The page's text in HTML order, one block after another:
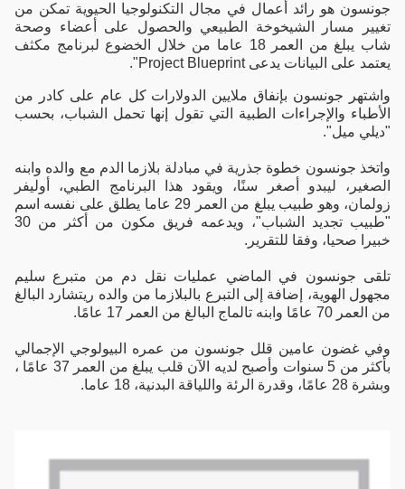
جونسون هو رائد أعمال في مجال التكنولوجيا الحيوية تمكن من
تغيير مسار الشيخوخة الطبيعي والحصول على أعضاء وصحة
شاب يبلغ من العمر 18 عاما من خلال الخضوع لبرنامج مكثف
يعتمد على البيانات يدعى Project Blueprint".
واشتهر جونسون بإنفاق ملايين الدولارات كل عام على كادر من
الأطباء والإجراءات الطبية التي تقول إنها تحمل الشباب، بحسب
"ديلي ميل".
واتخذ جونسون خطوة جذرية في مبادلة بلازما الدم مع والده وابنه
الصغير، ليبدو أصغر سنًا، ويقود هذا البرنامج الطبي، أوليفر
زولمان، وهو طبيب يبلغ من العمر 29 عاما يطلق على نفسه اسم
"طبيب تجديد الشباب"، ويدعمه فريق مكون من أكثر من 30
خبيرا صحيا، وفقا للتقرير.
تلقى جونسون في الماضي عمليات نقل دم من متبرع سليم
مجهول الهوية، إضافة إلى التبرع بالبلازما من والده ريتشارد البالغ
من العمر 70 عامًا وابنه تالماج البالغ من العمر 17 عامًا.
وفي غضون عامين قلل جونسون من عمره البيولوجي الإجمالي
بأكثر من 5 سنوات وأصبح لديه الآن قلب يبلغ من العمر 37 عامًا ،
وبشرة 28 عامًا، وقدرة الرئة واللياقة البدنية، 18 عاما.